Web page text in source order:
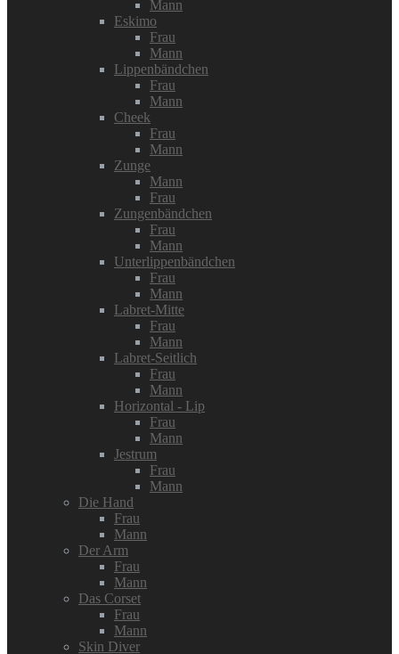
Mann
Eskimo
Frau
Mann
Lippenbändchen
Frau
Mann
Cheek
Frau
Mann
Zunge
Mann
Frau
Zungenbändchen
Frau
Mann
Unterlippenbändchen
Frau
Mann
Labret-Mitte
Frau
Mann
Labret-Seitlich
Frau
Mann
Horizontal - Lip
Frau
Mann
Jestrum
Frau
Mann
Die Hand
Frau
Mann
Der Arm
Frau
Mann
Das Corset
Frau
Mann
Skin Diver